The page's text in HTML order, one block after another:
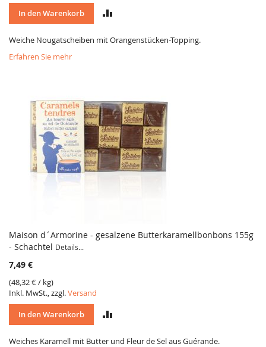
In den Warenkorb
VERGLEICH
Weiche Nougatscheiben mit Orangenstücken-Topping.
Erfahren Sie mehr
Maison d´Armorine - gesalzene Butterkaramellbonbons 155g
- Schachtel Details...
7,49 €
(48,32 €/ kg)
Inkl. MwSt., zzgl.Versand
In den Warenkorb
VERGLEICH
Weiches Karamell mit Butter und Fleur de Sel aus Guérande.